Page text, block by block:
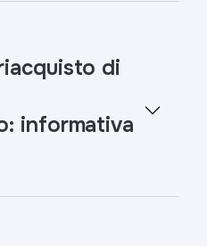
di
informativa